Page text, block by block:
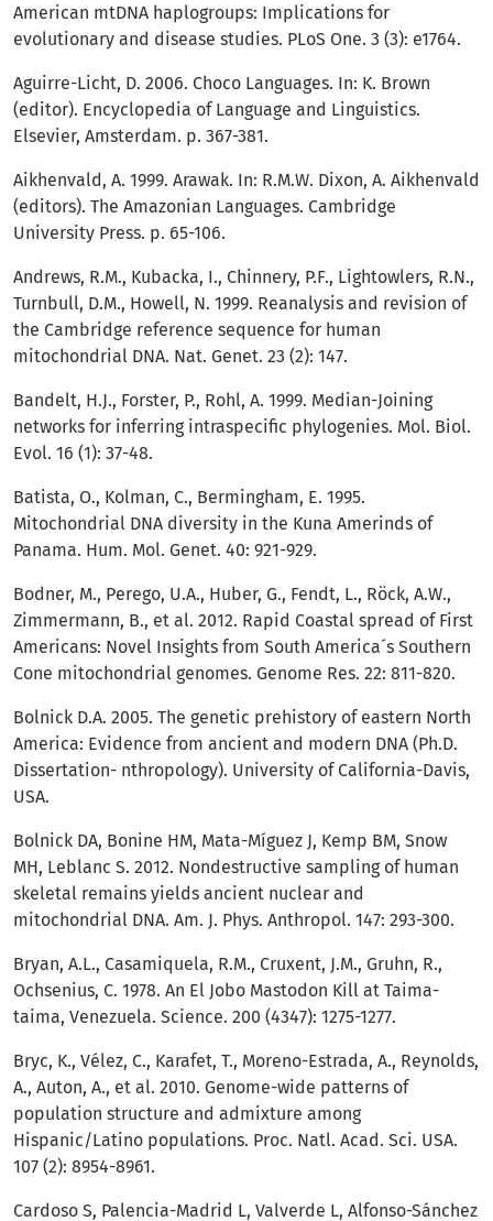
American mtDNA haplogroups: Implications for
evolutionary and disease studies. PLoS One. 3 (3): e1764.
Aguirre-Licht, D. 2006. Choco Languages. In: K. Brown
(editor). Encyclopedia of Language and Linguistics.
Elsevier, Amsterdam. p. 367-381.
Aikhenvald, A. 1999. Arawak. In: R.M.W. Dixon, A. Aikhenvald
(editors). The Amazonian Languages. Cambridge
University Press. p. 65-106.
Andrews, R.M., Kubacka, I., Chinnery, P.F., Lightowlers, R.N.,
Turnbull, D.M., Howell, N. 1999. Reanalysis and revision of
the Cambridge reference sequence for human
mitochondrial DNA. Nat. Genet. 23 (2): 147.
Bandelt, H.J., Forster, P., Rohl, A. 1999. Median-Joining
networks for inferring intraspecific phylogenies. Mol. Biol.
Evol. 16 (1): 37-48.
Batista, O., Kolman, C., Bermingham, E. 1995.
Mitochondrial DNA diversity in the Kuna Amerinds of
Panama. Hum. Mol. Genet. 40: 921-929.
Bodner, M., Perego, U.A., Huber, G., Fendt, L., Röck, A.W.,
Zimmermann, B., et al. 2012. Rapid Coastal spread of First
Americans: Novel Insights from South America´s Southern
Cone mitochondrial genomes. Genome Res. 22: 811-820.
Bolnick D.A. 2005. The genetic prehistory of eastern North
America: Evidence from ancient and modern DNA (Ph.D.
Dissertation- nthropology). University of California-Davis,
USA.
Bolnick DA, Bonine HM, Mata-Míguez J, Kemp BM, Snow
MH, Leblanc S. 2012. Nondestructive sampling of human
skeletal remains yields ancient nuclear and
mitochondrial DNA. Am. J. Phys. Anthropol. 147: 293-300.
Bryan, A.L., Casamiquela, R.M., Cruxent, J.M., Gruhn, R.,
Ochsenius, C. 1978. An El Jobo Mastodon Kill at Taima-
taima, Venezuela. Science. 200 (4347): 1275-1277.
Bryc, K., Vélez, C., Karafet, T., Moreno-Estrada, A., Reynolds,
A., Auton, A., et al. 2010. Genome-wide patterns of
population structure and admixture among
Hispanic/Latino populations. Proc. Natl. Acad. Sci. USA.
107 (2): 8954-8961.
Cardoso S, Palencia-Madrid L, Valverde L, Alfonso-Sánchez